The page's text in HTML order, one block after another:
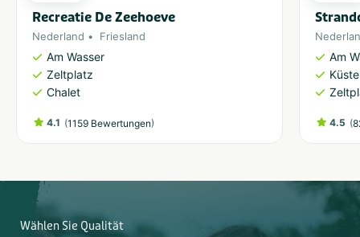
Recreatie De Zeehoeve
Nederland Friesland
Am Wasser
Zeltplatz
Chalet
4.1 (1159 Bewertungen)
Am
Küste
4.5 (
Wählen Sie Qualität